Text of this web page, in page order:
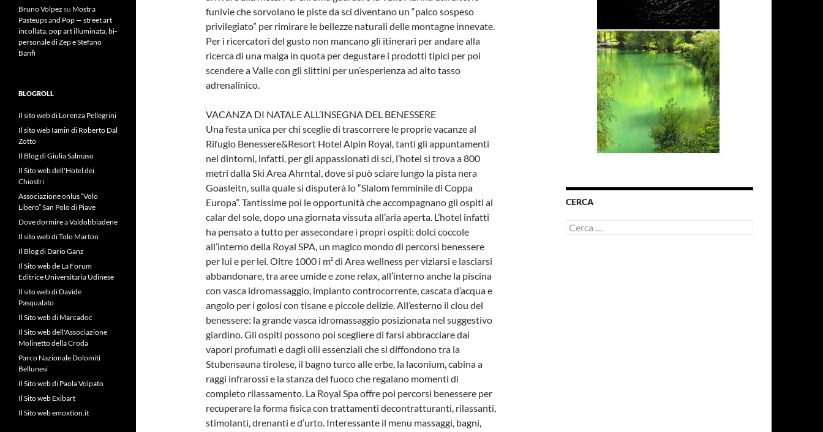
funivie che sorvolano le piste da sci diventano un “palco sospeso
privilegiato” per rimirare le bellezze naturali delle montagne innevate.
Per i ricercatori del gusto non mancano gli itinerari per andare alla
ricerca di una malga in quota per degustare i prodotti tipici per poi
scendere a Valle con gli slittini per un’esperienza ad alto tasso
adrenalinico.
VACANZA DI NATALE ALL’INSEGNA DEL BENESSERE
Una festa unica per chi sceglie di trascorrere le proprie vacanze al
Rifugio Benessere&Resort Hotel Alpin Royal, tanti gli appuntamenti
nei dintorni, infatti, per gli appassionati di sci, l’hotel si trova a 800
metri dalla Ski Area Ahrntal, dove si può sciare lungo la pista nera
Goasleitn, sulla quale si disputerà lo “Slalom femminile di Coppa
Europa”. Tantissime poi le opportunità che accompagnano gli ospiti al
calar del sole, dopo una giornata vissuta all’aria aperta. L’hotel infatti
ha pensato a tutto per assecondare i propri ospiti: dolci coccole
all’interno della Royal SPA, un magico mondo di percorsi benessere
per lui e per lei. Oltre 1000 i m² di Area wellness per viziarsi e lasciarsi
abbandonare, tra aree umide e zone relax, all’interno anche la piscina
con vasca idromassaggio, impianto controcorrente, cascata d’acqua e
angolo per i golosi con tisane e piccole delizie. All’esterno il clou del
benessere: la grande vasca idromassaggio posizionata nel suggestivo
giardino. Gli ospiti possono poi scegliere di farsi abbracciare dai
vapori profumati e dagli olii essenziali che si diffondono tra la
Stubensauna tirolese, il bagno turco alle erbe, la laconium, cabina a
raggi infrarossi e la stanza del fuoco che regalano momenti di
completo rilassamento. La Royal Spa offre poi percorsi benessere per
recuperare la forma fisica con trattamenti decontratturanti, rilassanti,
stimolanti, drenanti e d’urto. Interessante il menu massaggi, bagni,
CERCA
Ricerca
per:
Bruno Volpez su Mostra
Pasteups and Pop — street art
incollata, pop art illuminata, bi-
personale di Zep e Stefano
Banfi
BLOGROLL
Il sito web di Lorenza Pellegrini
Il sito web Iamin di Roberto Dal
Zotto
Il Blog di Giulia Salmaso
Il Sito web dell'Hotel dei
Chiostri
Associazione onlus “Volo
Libero” San Polo di Piave
Dove dormire a Valdobbiadene
Il sito web di Tolo Marton
Il Blog di Dario Ganz
Il Sito web de La Forum
Editrice Universitaria Udinese
Il sito web di Davide
Pasqualato
Il Sito web di Marcadoc
Il Sito web dell'Associazione
Molinetto della Croda
Parco Nazionale Dolomiti
Bellunesi
Il Sito web di Paola Volpato
Il Sito web Exibart
Il Sito web emoxtion.it